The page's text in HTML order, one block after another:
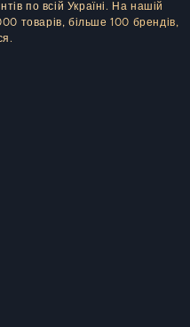
по всій Україні. На нашій
товарів, більше 100 брендів,